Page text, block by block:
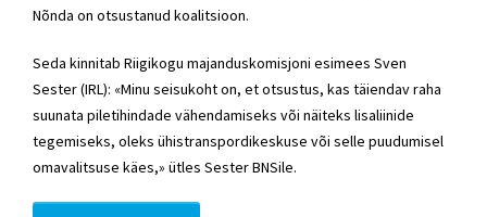
Nõnda on otsustanud koalitsioon.
Seda kinnitab Riigikogu majanduskomisjoni esimees Sven
Sester (IRL): «Minu seisukoht on, et otsustus, kas täiendav raha
suunata piletihindade vähendamiseks või näiteks lisaliinide
tegemiseks, oleks ühistranspordikeskuse või selle puudumisel
omavalitsuse käes,» ütles Sester BNSile.